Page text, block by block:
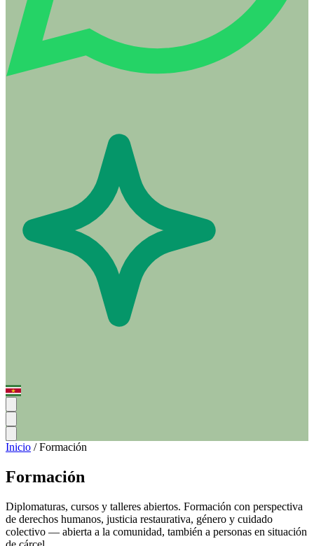
Inicio / Formación
Formación
Diplomaturas, cursos y talleres abiertos. Formación con perspectiva
de derechos humanos, justicia restaurativa, género y cuidado
colectivo — abierta a la comunidad, también a personas en situación